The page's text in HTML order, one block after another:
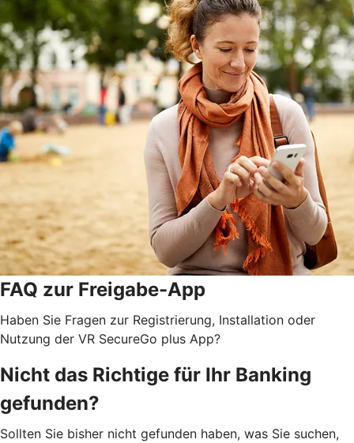
FAQ zur Freigabe-App
Haben Sie Fragen zur Registrierung, Installation oder
Nutzung der VR SecureGo plus App?
Nicht das Richtige für Ihr Banking
gefunden?
Sollten Sie bisher nicht gefunden haben, was Sie suchen,